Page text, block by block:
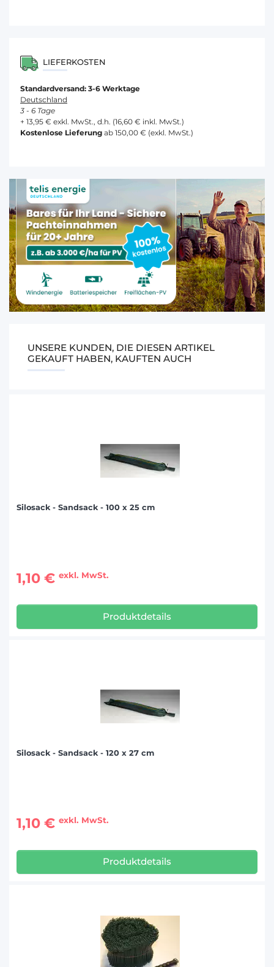
LIEFERKOSTEN
Standardversand: 3-6 Werktage
Deutschland
3 - 6 Tage
+ 13,95 € exkl. MwSt., d.h. (16,60 € inkl. MwSt.)
Kostenlose Lieferung ab 150,00 € (exkl. MwSt.)
UNSERE KUNDEN, DIE DIESEN ARTIKEL
GEKAUFT HABEN, KAUFTEN AUCH
Silosack - Sandsack - 100 x 25 cm
1,10 € exkl. MwSt.
Produktdetails
Silosack - Sandsack - 120 x 27 cm
1,10 € exkl. MwSt.
Produktdetails